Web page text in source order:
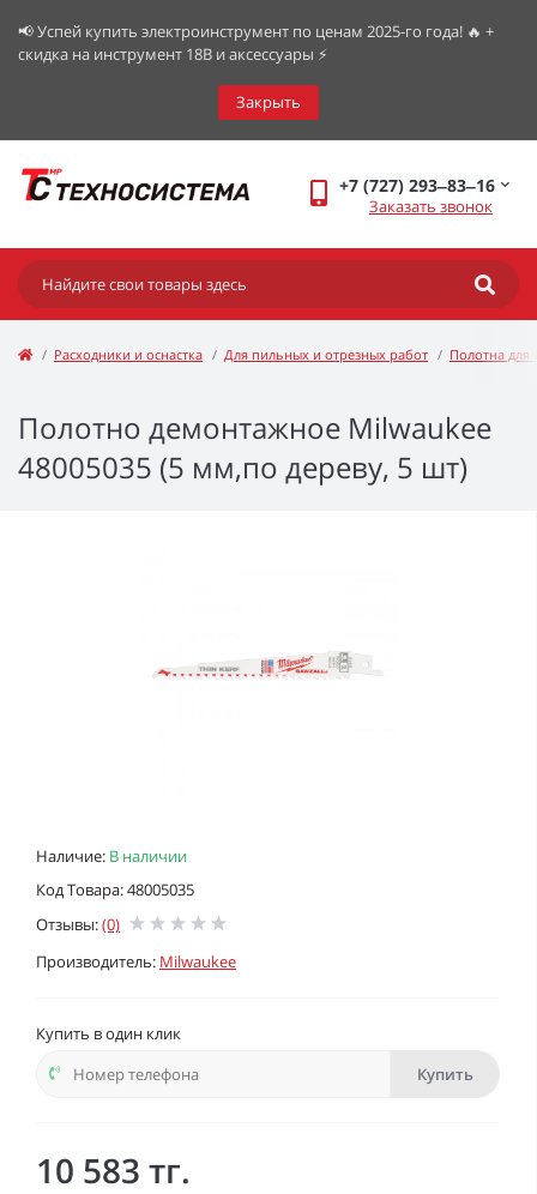
📢 Успей купить электроинструмент по ценам 2025-го года! 🔥 +
скидка на инструмент 18В и аксессуары ⚡️
Закрыть
+7 (727) 293‒83‒16
Заказать звонок
Расходники и оснастка Для пильных и отрезных работ Полотна для
Полотно демонтажное Milwaukee
48005035 (5 мм,по дереву, 5 шт)
Наличие: В наличии
Код Товара: 48005035
Отзывы:(0)
Производитель: Milwaukee
Купить в один клик
Купить
10 583 тг.